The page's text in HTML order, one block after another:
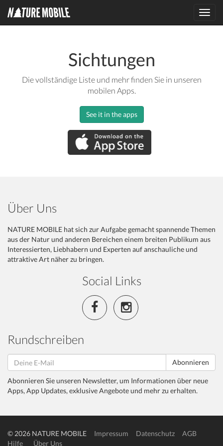
Sichtungen
Die vollständige Liste und mehr finden Sie in unseren
mobilen Apps.
See it in the apps
Über Uns
NATURE MOBILE hat sich zur Aufgabe gemacht spannende Themen
aus der Natur und anderen Bereichen einem breiten Publikum aus
Interessierten, Liebhabern und Experten auf anschauliche und
attraktive Art näher zu bringen.
Social Links
Rundschreiben
Abonnieren
Abonnieren Sie unseren Newsletter, um Informationen über neue
Apps, App Updates, exklusive Angebote und mehr zu erhalten.
© 2026 NATURE MOBILE Impressum Datenschutz
AGB
Hilfe
Über Uns